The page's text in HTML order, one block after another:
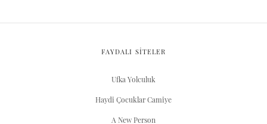
FAYDALI SİTELER
Ufka Yolculuk
Haydi Çocuklar Camiye
A New Person